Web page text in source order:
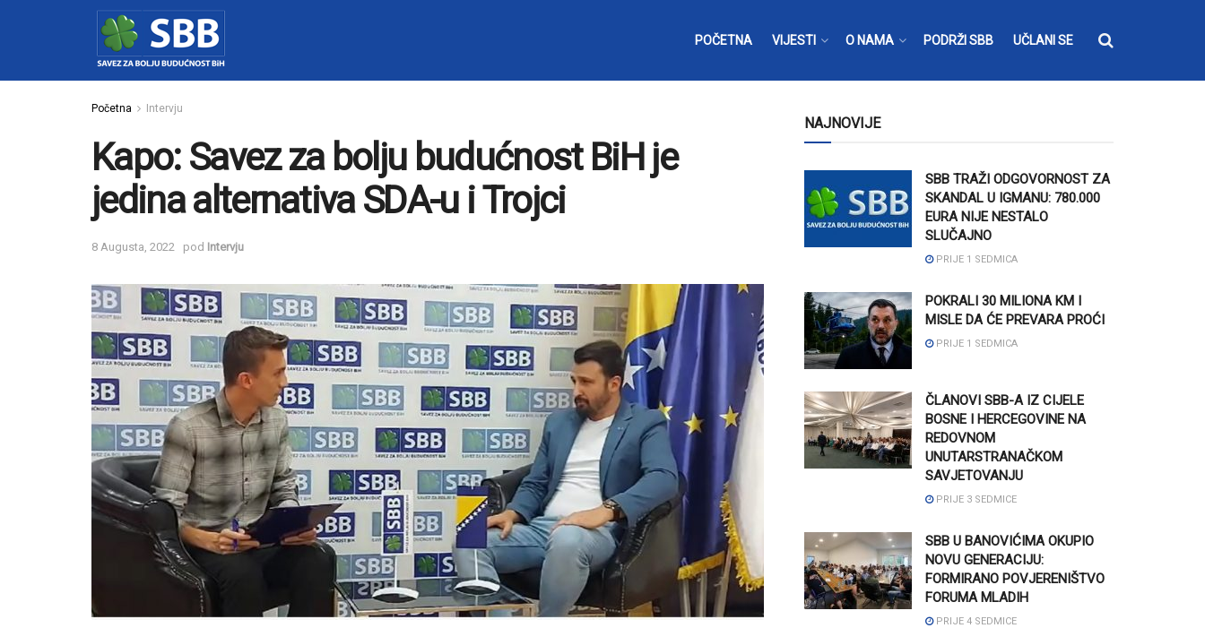
POČETNA VIJESTI O NAMA PODRŽI SBB UČLANI SE
Početna Intervju
Kapo: Savez za bolju budućnost BiH je
jedina alternativa SDA-u i Trojci
8 Augusta, 2022 pod Intervju
NAJNOVIJE
SBB TRAŽI ODGOVORNOST ZA
SKANDAL U IGMANU: 780.000
EURA NIJE NESTALO
SLUČAJNO
PRIJE 1 SEDMICA
POKRALI 30 MILIONA KM I
MISLE DA ĆE PREVARA PROĆI
PRIJE 1 SEDMICA
ČLANOVI SBB-A IZ CIJELE
BOSNE I HERCEGOVINE NA
REDOVNOM
UNUTARSTRANAČKOM
SAVJETOVANJU
PRIJE 3 SEDMICE
SBB U BANOVIĆIMA OKUPIO
NOVU GENERACIJU:
FORMIRANO POVJERENIŠTVO
FORUMA MLADIH
PRIJE 4 SEDMICE